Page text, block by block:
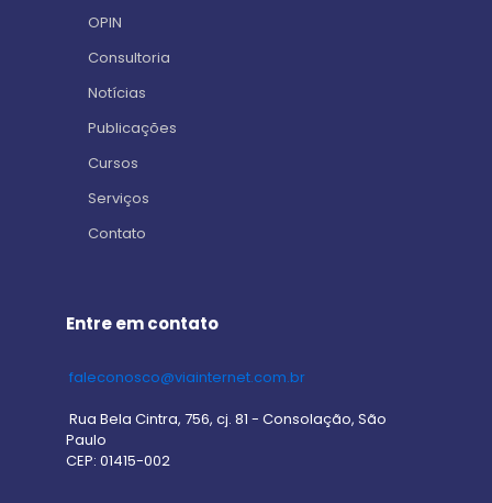
OPIN
Consultoria
Notícias
Publicações
Cursos
Serviços
Contato
Entre em contato
faleconosco@viainternet.com.br
Rua Bela Cintra, 756, cj. 81 - Consolação, São
Paulo
CEP: 01415-002